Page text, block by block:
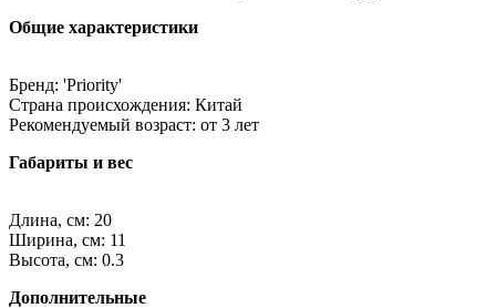
Общие характеристики
Бренд: 'Priority'
Страна происхождения: Китай
Рекомендуемый возраст: от 3 лет
Габариты и вес
Длина, см: 20
Ширина, см: 11
Высота, см: 0.3
Дополнительные